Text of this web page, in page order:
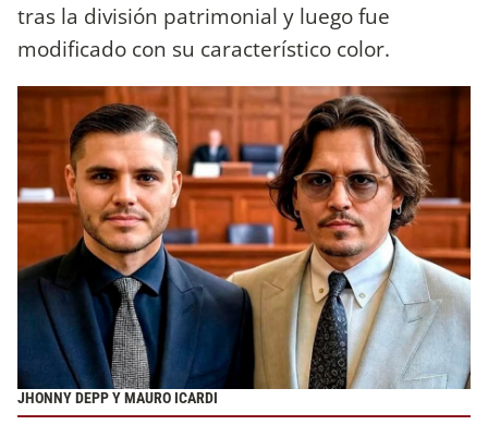
tras la división patrimonial y luego fue
modificado con su característico color.
JHONNY DEPP Y MAURO ICARDI